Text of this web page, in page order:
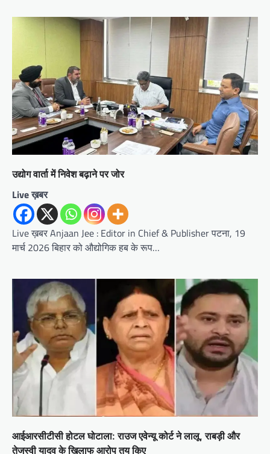
उद्योग वार्ता में निवेश बढ़ाने पर जोर
Live ख़बर
Live ख़बर Anjaan Jee : Editor in Chief & Publisher पटना, 19
मार्च 2026 बिहार को औद्योगिक हब के रूप…
आईआरसीटीसी होटल घोटाला: राउज एवेन्यू कोर्ट ने लालू, राबड़ी और
तेजस्वी यादव के खिलाफ आरोप तय किए